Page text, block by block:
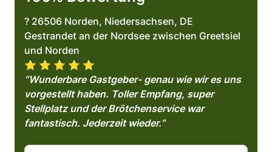
? 26506 Norden, Niedersachsen, DE
Gestrandet an der Nordsee zwischen Greetsiel
und Norden
⭐️ ⭐️ ⭐️ ⭐️ ⭐️
“Wunderbare Gastgeber- genau wie wir es uns
vorgestellt haben. Toller Empfang, super
Stellplatz und der Brötchenservice war
fantastisch. Jederzeit wieder.”